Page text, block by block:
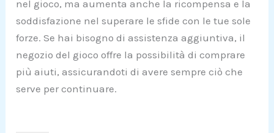
nel gioco, ma aumenta anche la ricompensa e la
soddisfazione nel superare le sfide con le tue sole
forze. Se hai bisogno di assistenza aggiuntiva, il
negozio del gioco offre la possibilità di comprare
più aiuti, assicurandoti di avere sempre ciò che
serve per continuare.